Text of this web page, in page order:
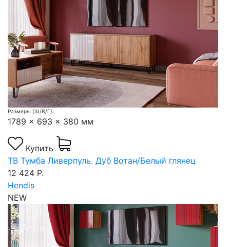
Размеры (Ш/В/Г):
1789 x 693 x 380 мм
Купить
ТВ Тумба Ливерпуль. Дуб Вотан/Белый глянец
12 424 Р.
Hendis
NEW